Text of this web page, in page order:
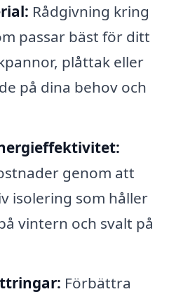
Rådgivning kring
passar bäst för ditt
plåttak eller
på dina behov och
genom att
isolering som håller
vintern och svalt på
Förbättra